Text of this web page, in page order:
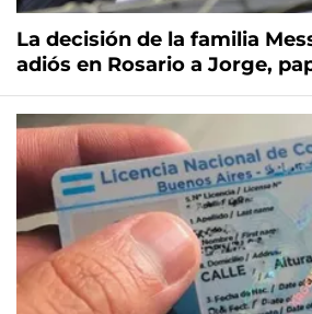
La decisión de la familia
adiós en Rosario a Jorge,